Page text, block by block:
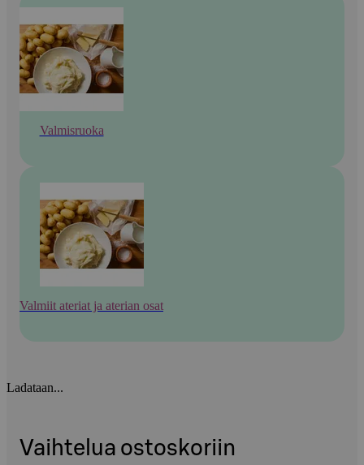
Valmisruoka
Valmiit ateriat ja aterian osat
Ladataan...
Vaihtelua ostoskoriin